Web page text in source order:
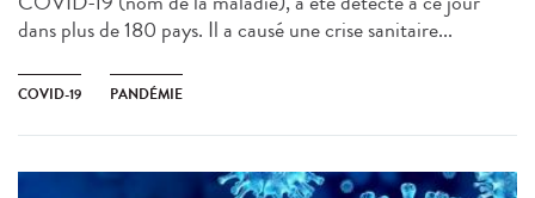
dans plus de 180 pays. Il a causé une crise sanitaire...
COVID-19 PANDÉMIE